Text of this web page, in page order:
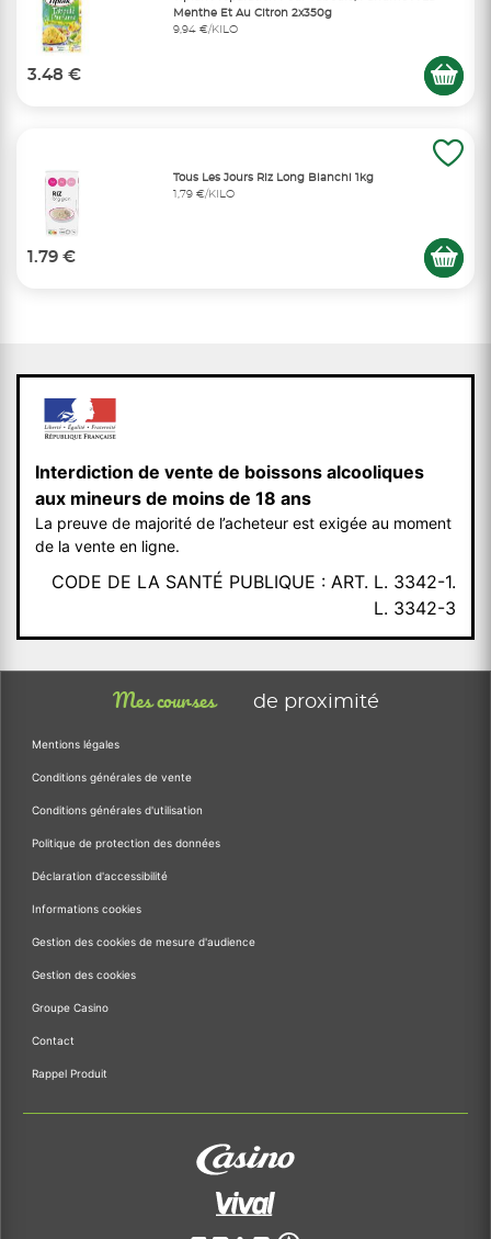
Menthe Et Au Citron 2x350g
9,94 €/KILO
3.48 €
Tous Les Jours Riz Long Blanchi 1kg
1,79 €/KILO
1.79 €
Interdiction de vente de boissons alcooliques
aux mineurs de moins de 18 ans
La preuve de majorité de l’acheteur est exigée au moment
de la vente en ligne.
CODE DE LA SANTÉ PUBLIQUE : ART. L. 3342-1.
L. 3342-3
Mes courses de proximité
Mentions légales
Conditions générales de vente
Conditions générales d'utilisation
Politique de protection des données
Déclaration d'accessibilité
Informations cookies
Gestion des cookies de mesure d'audience
Gestion des cookies
Groupe Casino
Contact
Rappel Produit